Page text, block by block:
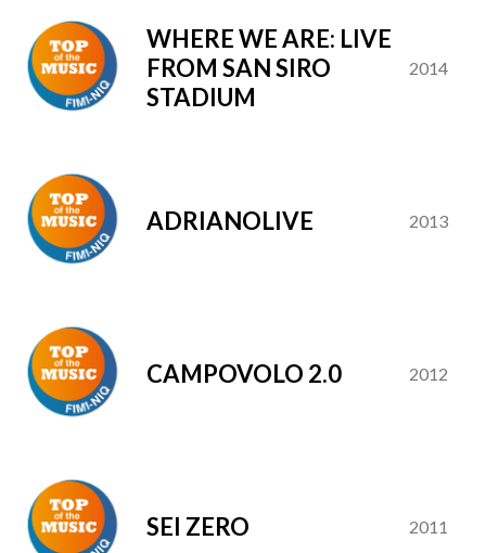
WHERE WE ARE: LIVE
FROM SAN SIRO
STADIUM
2014
ADRIANOLIVE 2013
CAMPOVOLO 2.0 2012
SEI ZERO 2011